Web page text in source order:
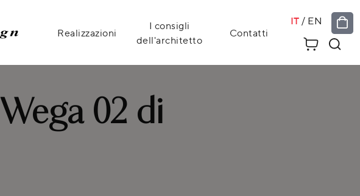
Realizzazioni
I consigli
dell'architetto
Contatti
IT / EN
02 di